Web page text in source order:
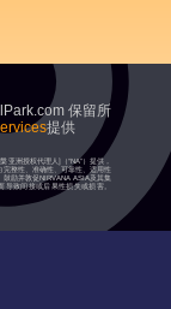
保留所
提供
亚洲授权代理人]（“NA”）提供，
完整性、准确性、可靠性、适用性
励并敦促NIRVANA ASIA及其集
致间接或后果性损失或损害。